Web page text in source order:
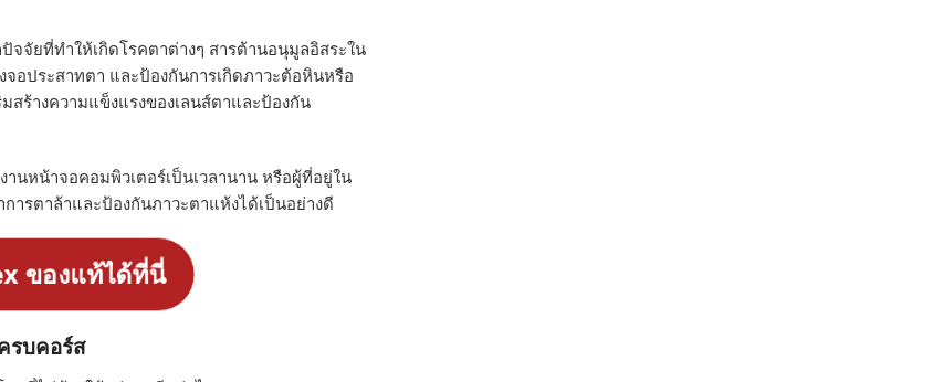
จัยที่ทำให้เกิดโรคตาต่างๆ สารต้านอนุมูลอิสระใน
จอประสาทตา และป้องกันการเกิดภาวะต้อหินหรือ
สร้างความแข็งแรงของเลนส์ตาและป้องกัน
นหน้าจอคอมพิวเตอร์เป็นเวลานาน หรือผู้ที่อยู่ใน
รตาล้าและป้องกันภาวะตาแห้งได้เป็นอย่างดี
ของแท้ได้ที่นี่
รบคอร์ส